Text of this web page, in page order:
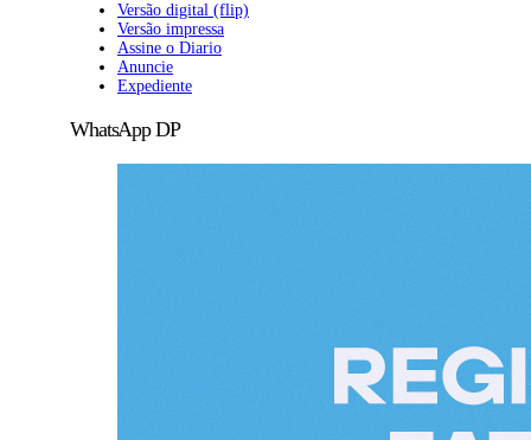
Versão digital (flip)
Versão impressa
Assine o Diario
Anuncie
Expediente
WhatsApp DP